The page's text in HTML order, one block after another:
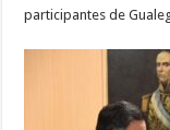
participantes de